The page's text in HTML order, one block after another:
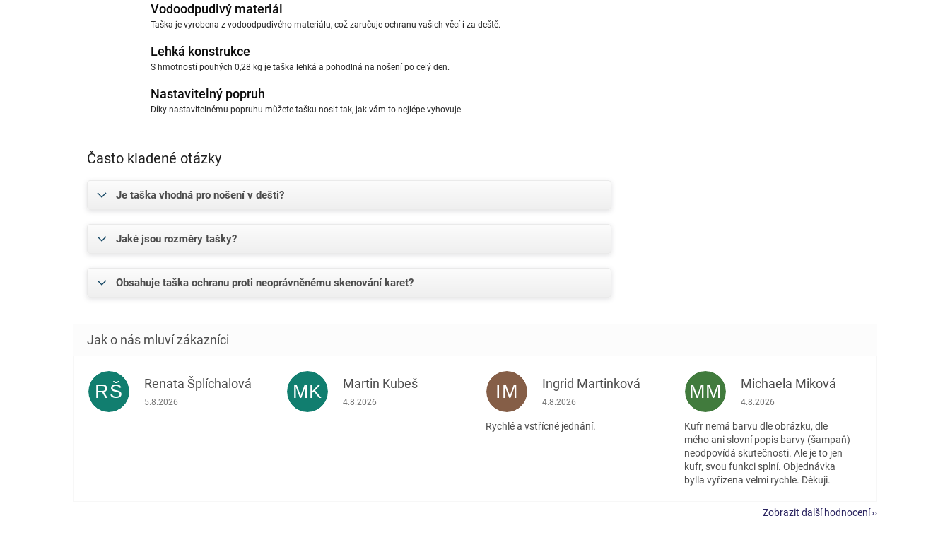
Vodoodpudivý materiál
Taška je vyrobena z vodoodpudivého materiálu, což zaručuje ochranu vašich věcí i za deště.
Lehká konstrukce
S hmotností pouhých 0,28 kg je taška lehká a pohodlná na nošení po celý den.
Nastavitelný popruh
Díky nastavitelnému popruhu můžete tašku nosit tak, jak vám to nejlépe vyhovuje.
Často kladené otázky
Je taška vhodná pro nošení v dešti?
Jaké jsou rozměry tašky?
Obsahuje taška ochranu proti neoprávněnému skenování karet?
RŠ Renata Šplíchalová
Hodnocení obchodu je 5 z 5 hvězdiček.
5.8.2026 MK Martin Kubeš
Hodnocení obchodu je 5 z 5 hvězdiček.
4.8.2026 IM Ingrid Martinková
Hodnocení obchodu je 5 z 5 hvězdiček.
4.8.2026
Rychlé a vstřícné jednání.
MM Michaela Miková
Hodnocení obchodu je 5 z 5 hvězdiček.
4.8.2026
Kufr nemá barvu dle obrázku, dle
mého ani slovní popis barvy (šampaň)
neodpovídá skutečnosti. Ale je to jen
kufr, svou funkci splní. Objednávka
bylla vyřizena velmi rychle. Děkuji.
Zobrazit další hodnocení